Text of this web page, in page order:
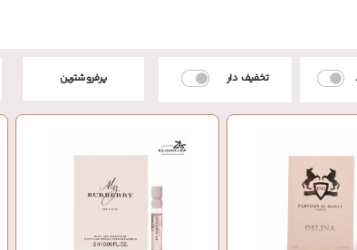
تخفیف دار پرفروشترین